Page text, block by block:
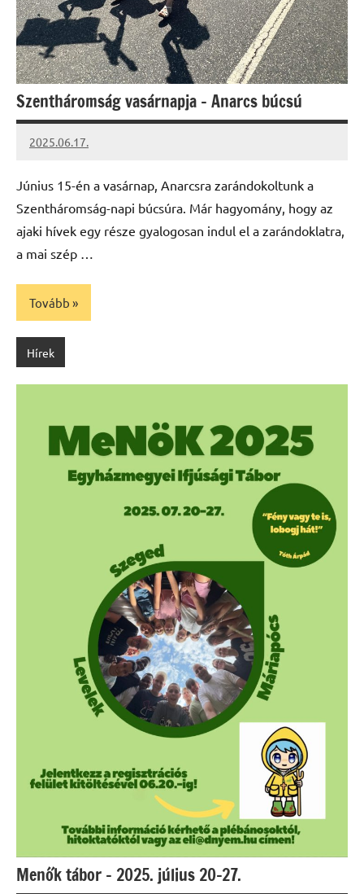
Szentháromság vasárnapja – Anarcs búcsú
2025.06.17.
Leiszt
Június 15-én a vasárnap, Anarcsra zarándokoltunk a
Szentháromság-napi búcsúra. Már hagyomány, hogy az
ajaki hívek egy része gyalogosan indul el a zarándoklatra,
a mai szép …
Tovább
Hírek
Menők tábor – 2025. július 20-27.